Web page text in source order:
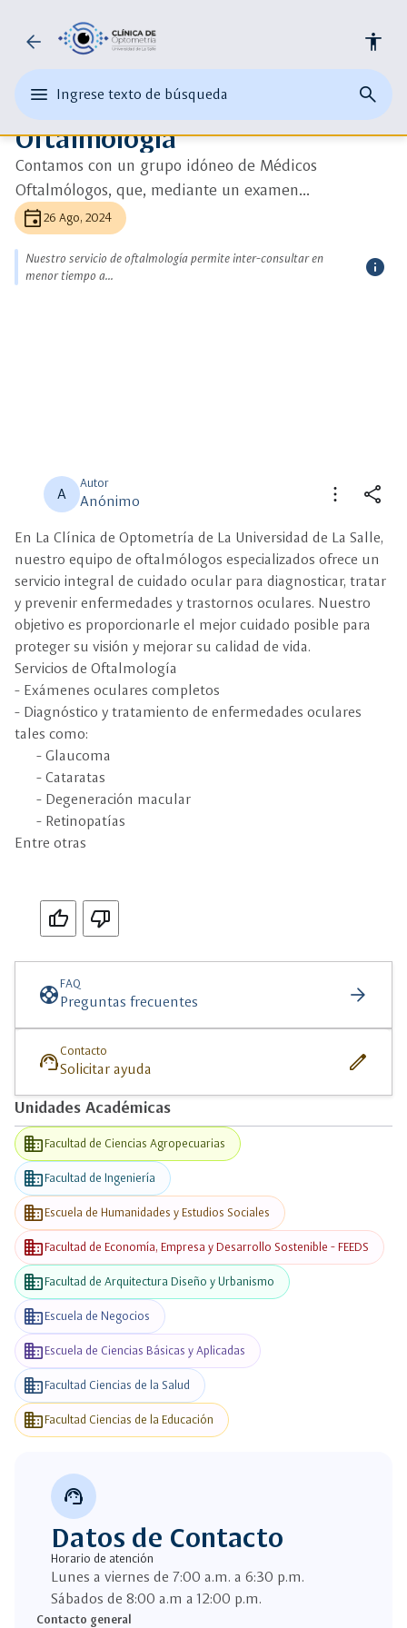
arrow_back
Universidad
la
Salle
menu
el
menu
principal
Ingrese texto de búsqueda search
de
edit
Ingrese
o
una
palabra
clave
close
accessibility
ads_click Ver más detalle
auto_awesome
Oftalmología
Contamos con un grupo idóneo de Médicos
Oftalmólogos, que, mediante un examen...
event 26 Ago, 2024
Nuestro servicio de oftalmología permite inter-consultar en
menor tiempo a...
info
A
Autor
Anónimo more_vert share
Compartir close
Seleccione un filtro close
descriptionDescripción
view_carouselMultimedia
En La Clínica de Optometría de La Universidad de La Salle,
nuestro equipo de oftalmólogos especializados ofrece un
servicio integral de cuidado ocular para diagnosticar, tratar
y prevenir enfermedades y trastornos oculares. Nuestro
objetivo es proporcionarle el mejor cuidado posible para
proteger su visión y mejorar su calidad de vida.
Servicios de Oftalmología
- Exámenes oculares completos
- Diagnóstico y tratamiento de enfermedades oculares
tales como:
- Glaucoma
- Cataratas
- Degeneración macular
- Retinopatías
Entre otras
Si No
supportFAQ
Preguntas frecuentes arrow_forward
support_agent Contacto
Solicitar ayuda edit
Unidades Académicas
businessFacultad de Ciencias Agropecuarias
businessFacultad de Ingeniería
businessEscuela de Humanidades y Estudios Sociales
businessFacultad de Economía, Empresa y Desarrollo Sostenible - FEEDS
businessFacultad de Arquitectura Diseño y Urbanismo
businessEscuela de Negocios
businessEscuela de Ciencias Básicas y Aplicadas
businessFacultad Ciencias de la Salud
businessFacultad Ciencias de la Educación
support_agent
Datos de Contacto
Horario de atención
Lunes a viernes de 7:00 a.m. a 6:30 p.m.
Sábados de 8:00 a.m a 12:00 p.m.
Contacto general